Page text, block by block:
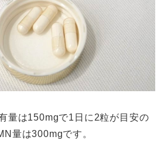
量は150mgで1日に2粒が目安の
量は300mgです。